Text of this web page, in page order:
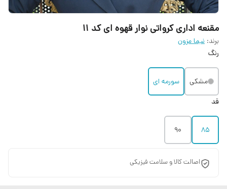
مقنعه اداری کرواتی نوار قهوه ای کد ۱۱
برند: نیما مزون
رنگ
مشکی
سورمه ای
قد
85
90
اصالت کالا و سلامت فیزیکی